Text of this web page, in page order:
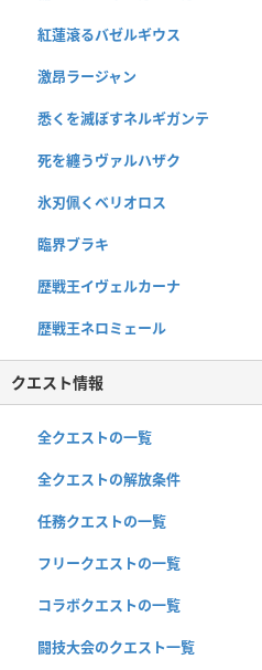
紅蓮滾るバゼルギウス
激昂ラージャン
悉くを滅ぼすネルギガンテ
死を纏うヴァルハザク
氷刃佩くベリオロス
臨界ブラキ
歴戦王イヴェルカーナ
歴戦王ネロミェール
クエスト情報
全クエストの一覧
全クエストの解放条件
任務クエストの一覧
フリークエストの一覧
コラボクエストの一覧
闘技大会のクエスト一覧